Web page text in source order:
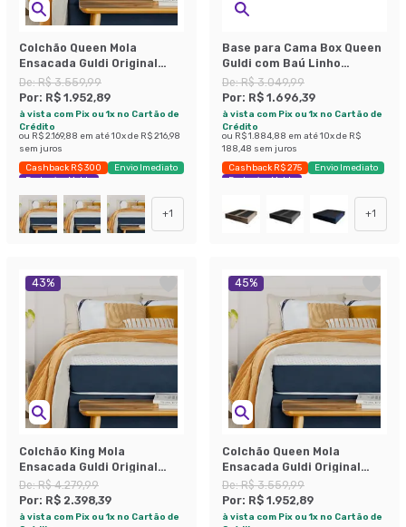
Colchão Queen Mola
Ensacada Guldi Original
Firme (25x158x198) Azul e
Branco
De:R$ 3.559,99
Por: R$ 1.952,89
à vista com Pix ou 1x no Cartão de
Crédito
ou R$ 2.169,88 em até10x de R$ 216,98
sem juros
Cashback R$ 300
Envio Imediato
Exclusivo Mobly
+1
Base para Cama Box Queen
Guldi com Baú Linho
(47x158x198 cm) Cinza
De:R$ 3.049,99
Por: R$ 1.696,39
à vista com Pix ou 1x no Cartão de
Crédito
ou R$ 1.884,88 em até10x de R$
188,48 sem juros
Cashback R$ 275
Envio Imediato
Exclusivo Mobly
+1
43%
Colchão King Mola
Ensacada Guldi Original
Firme (25x193x203) Azul e
Branco
De:R$ 4.279,99
Por: R$ 2.398,39
à vista com Pix ou 1x no Cartão de
45%
Colchão Queen Mola
Ensacada Guldi Original
Macio (25x158x198) Azul e
Branco
De:R$ 3.559,99
Por: R$ 1.952,89
à vista com Pix ou 1x no Cartão de